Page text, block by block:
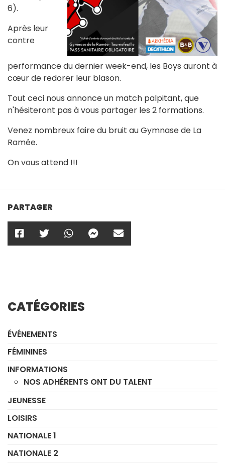
6).
Après leur
contre
performance du dernier week-end, les Boys auront à
cœur de redorer leur blason.
Tout ceci nous annonce un match palpitant, que
n'hésiteront pas à vous partager les 2 formations.
Venez nombreux faire du bruit au Gymnase de La
Ramée.
On vous attend !!!
PARTAGER
CATÉGORIES
ÉVÉNEMENTS
FÉMININES
INFORMATIONS
NOS ADHÉRENTS ONT DU TALENT
JEUNESSE
LOISIRS
NATIONALE 1
NATIONALE 2